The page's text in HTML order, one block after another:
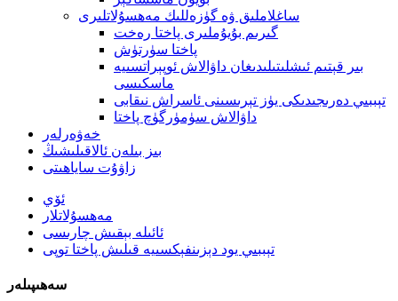
ساغلاملىق ۋە گۈزەللىك مەھسۇلاتلىرى
گىرىم بۇيۇملىرى پاختا رەخت
پاختا سۈرتۈش
بىر قېتىم ئىشلىتىلىدىغان داۋالاش ئوپېراتسىيە
ماسكىسى
تېببىي دەرىجىدىكى يۈز تېرىسىنى ئاسراش نىقابى
داۋالاش سۈمۈرگۈچ پاختا
خەۋەرلەر
بىز بىلەن ئالاقىلىشىڭ
زاۋۇت ساياھىتى
ئۆي
مەھسۇلاتلار
ئائىلە بېقىش چارىسى
تېببىي يود دېزىنفېكسىيە قىلىش پاختا توپى
سەھىپىلەر